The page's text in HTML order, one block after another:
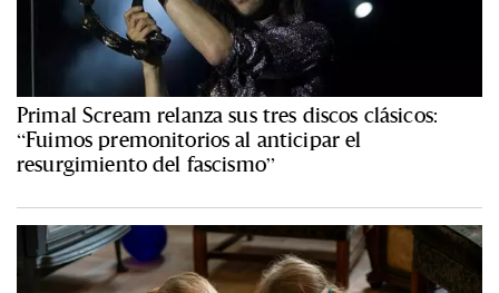
Primal Scream relanza sus tres discos clásicos:
“Fuimos premonitorios al anticipar el
resurgimiento del fascismo”